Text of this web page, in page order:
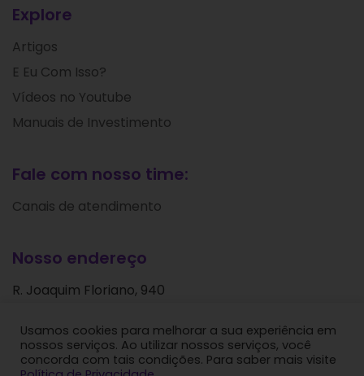
Explore
Artigos
E Eu Com Isso?
Vídeos no Youtube
Manuais de Investimento
Fale com nosso time:
Canais de atendimento
Nosso endereço
R. Joaquim Floriano, 940
São Paulo - SP
CEP: 04534-004
Usamos cookies para melhorar a sua experiência em
nossos serviços. Ao utilizar nossos serviços, você
concorda com tais condições. Para saber mais visite